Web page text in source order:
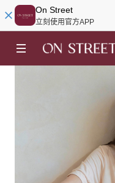
On Street
立刻使用官方APP